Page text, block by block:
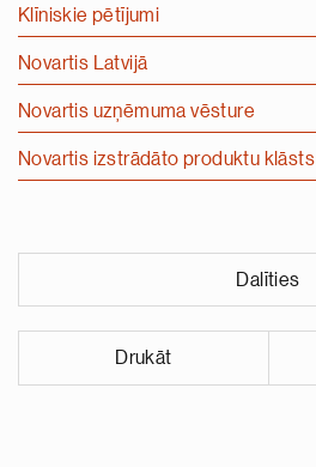
Klīniskie pētījumi
Novartis Latvijā
Novartis uzņēmuma vēsture
Novartis izstrādāto produktu klāsts
Dalīties
Drukāt